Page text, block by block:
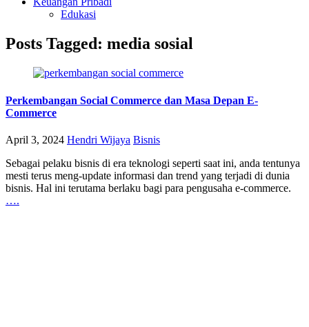
Edukasi
Posts Tagged: media sosial
Perkembangan Social Commerce dan Masa Depan E-
Commerce
April 3, 2024 Hendri Wijaya Bisnis
Sebagai pelaku bisnis di era teknologi seperti saat ini, anda tentunya
mesti terus meng-update informasi dan trend yang terjadi di dunia
bisnis. Hal ini terutama berlaku bagi para pengusaha e-commerce.
….